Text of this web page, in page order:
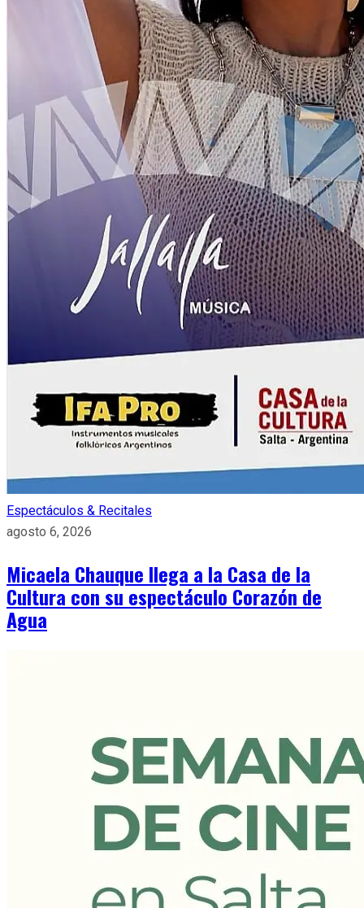
Espectáculos & Recitales
agosto 6, 2026
Micaela Chauque llega a la Casa de la
Cultura con su espectáculo Corazón de
Agua